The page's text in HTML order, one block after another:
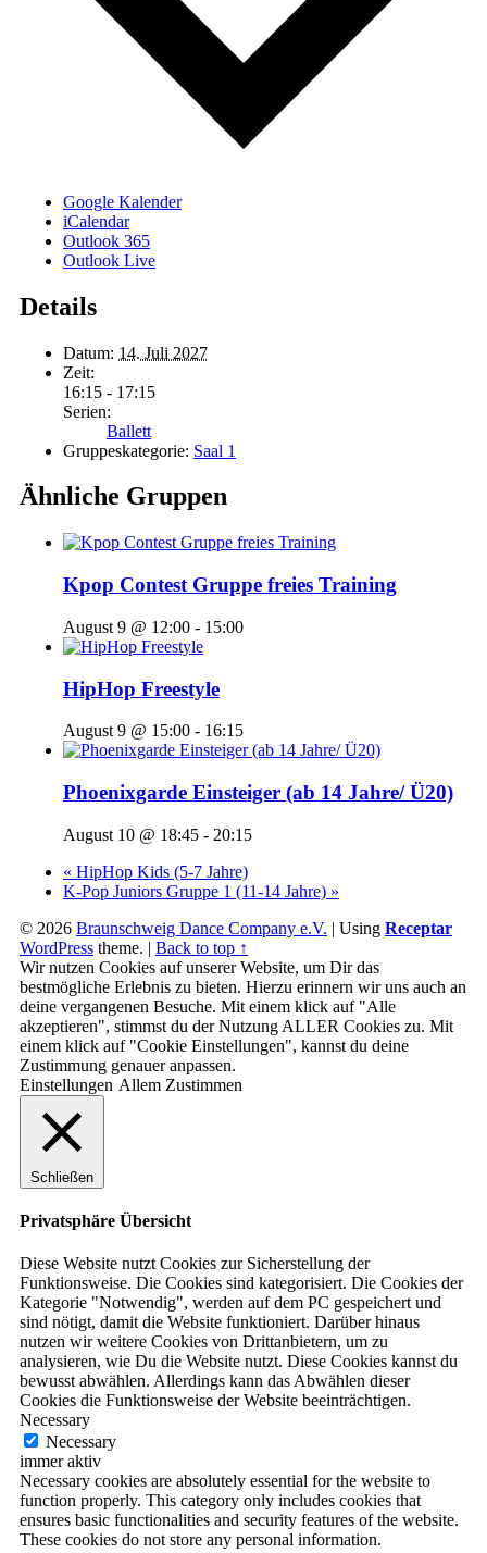
Google Kalender
iCalendar
Outlook 365
Outlook Live
Details
Datum: 14. Juli 2027
Zeit:
16:15 - 17:15
Serien:
Ballett
Gruppeskategorie: Saal 1
Ähnliche Gruppen
Kpop Contest Gruppe freies Training
August 9 @ 12:00 - 15:00
HipHop Freestyle
August 9 @ 15:00 - 16:15
Phoenixgarde Einsteiger (ab 14 Jahre/ Ü20)
August 10 @ 18:45 - 20:15
« HipHop Kids (5-7 Jahre)
K-Pop Juniors Gruppe 1 (11-14 Jahre) »
© 2026 Braunschweig Dance Company e.V. | Using Receptar
WordPress theme. | Back to top ↑
Wir nutzen Cookies auf unserer Website, um Dir das
bestmögliche Erlebnis zu bieten. Hierzu erinnern wir uns auch an
deine vergangenen Besuche. Mit einem klick auf "Alle
akzeptieren", stimmst du der Nutzung ALLER Cookies zu. Mit
einem klick auf "Cookie Einstellungen", kannst du deine
Zustimmung genauer anpassen.
Einstellungen Allem Zustimmen
Schließen
Privatsphäre Übersicht
Diese Website nutzt Cookies zur Sicherstellung der
Funktionsweise. Die Cookies sind kategorisiert. Die Cookies der
Kategorie "Notwendig", werden auf dem PC gespeichert und
sind nötigt, damit die Website funktioniert. Darüber hinaus
nutzen wir weitere Cookies von Drittanbietern, um zu
analysieren, wie Du die Website nutzt. Diese Cookies kannst du
bewusst abwählen. Allerdings kann das Abwählen dieser
Cookies die Funktionsweise der Website beeinträchtigen.
Necessary
Necessary
immer aktiv
Necessary cookies are absolutely essential for the website to
function properly. This category only includes cookies that
ensures basic functionalities and security features of the website.
These cookies do not store any personal information.